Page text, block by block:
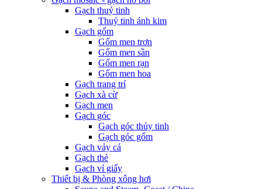
Gạch thuỷ tinh
Thuỷ tinh ánh kim
Gạch gốm
Gốm men trơn
Gốm men sần
Gốm men rạn
Gốm men hoa
Gạch trang trí
Gạch xà cừ
Gạch men
Gạch góc
Gạch góc thủy tinh
Gạch góc gốm
Gạch vảy cá
Gạch thẻ
Gạch vỉ giấy
Thiết bị & Phòng xông hơi